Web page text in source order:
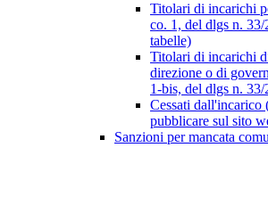
Titolari di incarichi
co. 1, del dlgs n.
tabelle)
Titolari di incarichi
direzione o di
1-bis, del dlgs n. 33/
Cessati dall'incarico
pubblicare sul sito
Sanzioni per mancata